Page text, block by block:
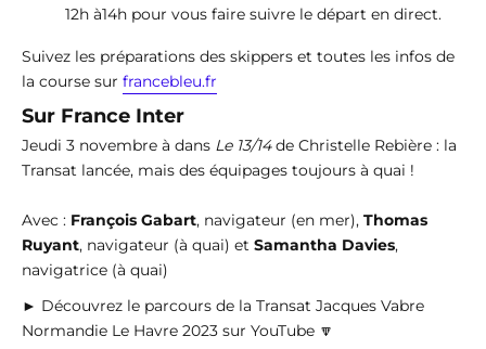
12h à14h pour vous faire suivre le départ en direct.
Suivez les préparations des skippers et toutes les infos de
la course sur francebleu.fr
Sur France Inter
Jeudi 3 novembre à dans Le 13/14de Christelle Rebière : la
Transat lancée, mais des équipages toujours à quai !
Avec : François Gabart, navigateur (en mer), Thomas
Ruyant, navigateur (à quai) et Samantha Davies,
navigatrice (à quai)
► Découvrez le parcours de la Transat Jacques Vabre
Normandie Le Havre 2023 sur YouTube 🔽